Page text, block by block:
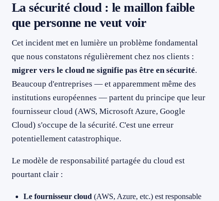
La sécurité cloud : le maillon faible
que personne ne veut voir
Cet incident met en lumière un problème fondamental
que nous constatons régulièrement chez nos clients :
migrer vers le cloud ne signifie pas être en sécurité.
Beaucoup d'entreprises — et apparemment même des
institutions européennes — partent du principe que leur
fournisseur cloud (AWS, Microsoft Azure, Google
Cloud) s'occupe de la sécurité. C'est une erreur
potentiellement catastrophique.
Le modèle de responsabilité partagée du cloud est
pourtant clair :
Le fournisseur cloud (AWS, Azure, etc.) est responsable